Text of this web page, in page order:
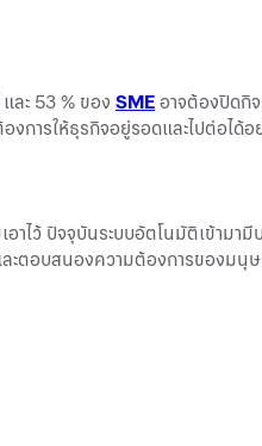
ละ 53 % ของ SME อาจต้องปิดกิจ
งการให้ธุรกิจอยู่รอดและไปต่อได้อ
ไว้ ปัจจุบันระบบอัตโนมัติเข้ามามี
ะตอบสนองความต้องการของมนุ